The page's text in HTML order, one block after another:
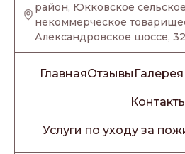
район, Юкковское
некоммерческое
Александровское шоссе, 32
ГлавнаяОтзывы Галерея
Услуги по уходу за